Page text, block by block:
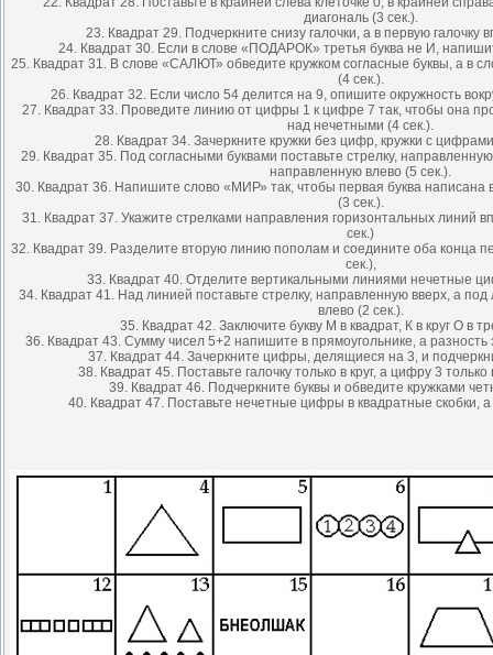
диагональ (3 сек.).
23. Квадрат 29. Подчеркните снизу галочки, а в первую галочку
24. Квадрат 30. Если в слове «ПОДАРОК» третья буква не И,
25. Квадрат 31. В слове «САЛЮТ» обведите кружком согласные буквы, а в
(4 сек.).
26. Квадрат 32. Если число 54 делится на 9, опишите окружность
27. Квадрат 33. Проведите линию от цифры 1 к цифре 7 так, чтобы она
над нечетными (4 сек.).
28. Квадрат 34. Зачеркните кружки без цифр, кружки с
29. Квадрат 35. Под согласными буквами поставьте стрелку,
направленную влево (5 сек.).
30. Квадрат 36. Напишите слово «МИР» так, чтобы первая буква написана
(3 сек.).
31. Квадрат 37. Укажите стрелками направления горизонтальных линий
сек.)
32. Квадрат 39. Разделите вторую линию пополам и соедините оба конца
сек.),
33. Квадрат 40. Отделите вертикальными линиями нечетные
34. Квадрат 41. Над линией поставьте стрелку, направленную вверх, а
влево (2 сек.).
35. Квадрат 42. Заключите букву М в квадрат, К в круг О в
36. Квадрат 43. Сумму чисел 5+2 напишите в прямоугольнике, а
37. Квадрат 44. Зачеркните цифры, делящиеся на 3, и
38. Квадрат 45. Поставьте галочку только в круг, а цифру 3 только
39. Квадрат 46. Подчеркните буквы и обведите кружками
40. Квадрат 47. Поставьте нечетные цифры в квадратные скобки, а